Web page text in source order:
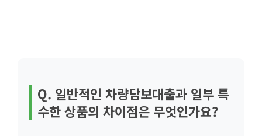
Q. 일반적인 차량담보대출과 일부 특
수한 상품의 차이점은 무엇인가요?